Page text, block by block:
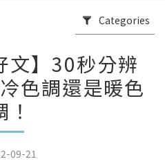
Categories
文】30秒分辨
色調還是暖色
！
09-21